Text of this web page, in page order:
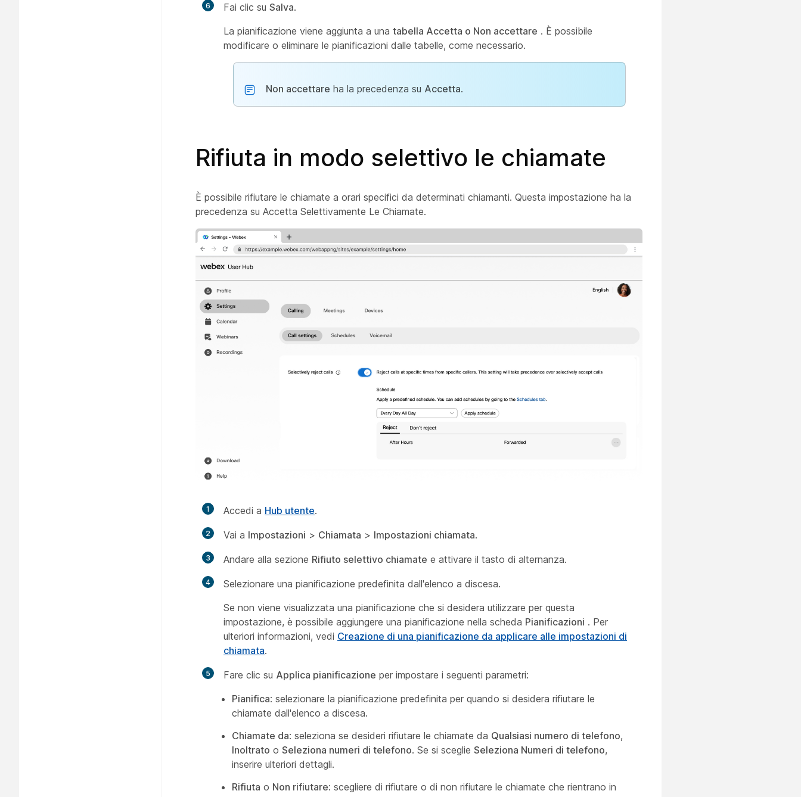
6 Fai clic su Salva.
La pianificazione viene aggiunta a una tabella Accetta o Non accettare . È possibile
modificare o eliminare le pianificazioni dalle tabelle, come necessario.
Non accettare ha la precedenza su Accetta.
Rifiuta in modo selettivo le chiamate
È possibile rifiutare le chiamate a orari specifici da determinati chiamanti. Questa impostazione ha la
precedenza su Accetta Selettivamente Le Chiamate.
1 Accedi a Hub utente.
2 Vai a Impostazioni > Chiamata > Impostazioni chiamata.
3 Andare alla sezione Rifiuto selettivo chiamate e attivare il tasto di alternanza.
4
Selezionare una pianificazione predefinita dall'elenco a discesa.
Se non viene visualizzata una pianificazione che si desidera utilizzare per questa
impostazione, è possibile aggiungere una pianificazione nella scheda Pianificazioni . Per
ulteriori informazioni, vedi Creazione di una pianificazione da applicare alle impostazioni di
chiamata.
5 Fare clic su Applica pianificazione per impostare i seguenti parametri:
Pianifica: selezionare la pianificazione predefinita per quando si desidera rifiutare le
chiamate dall'elenco a discesa.
Chiamate da: seleziona se desideri rifiutare le chiamate da Qualsiasi numero di telefono,
Inoltrato o Seleziona numeri di telefono. Se si sceglie Seleziona Numeri di telefono,
inserire ulteriori dettagli.
Rifiuta o Non rifiutare: scegliere di rifiutare o di non rifiutare le chiamate che rientrano in